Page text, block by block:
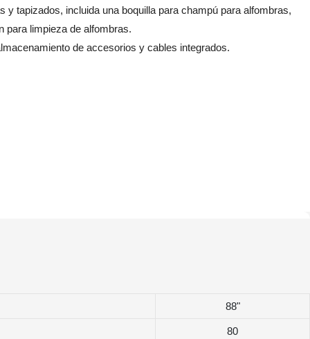
tapizados, incluida una boquilla para champú para alfombras,
para limpieza de alfombras.
de accesorios y cables integrados.
88"
80